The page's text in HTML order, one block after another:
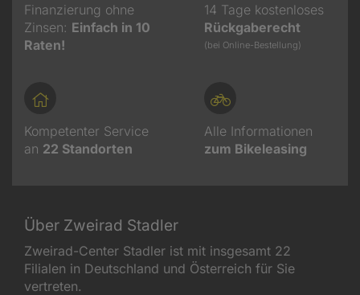
Finanzierung ohne
Zinsen: Einfach in 10
Raten!
14 Tage kostenloses
Rückgaberecht
(bei Online-Bestellung)
Kompetenter Service
an 22 Standorten
Alle Informationen
zum Bikeleasing
Über Zweirad Stadler
Zweirad-Center Stadler ist mit insgesamt 22
Filialen in Deutschland und Österreich für Sie
vertreten.